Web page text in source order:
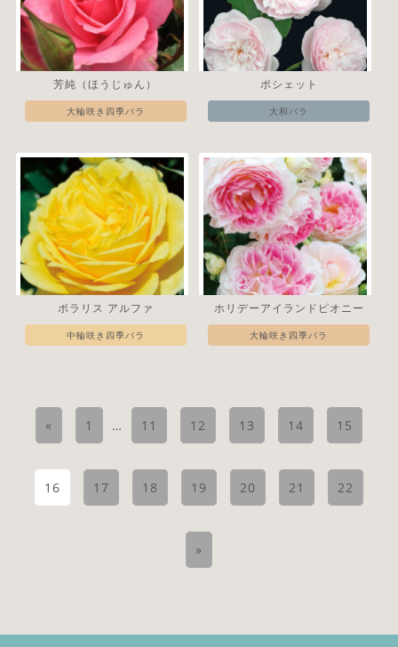
芳純（ほうじゅん）
大輪咲き四季バラ
ポシェット
大和バラ
ポラリス アルファ
中輪咲き四季バラ
ホリデーアイランドピオニー
大輪咲き四季バラ
« 1 … 11 12 13 14 15
16 17 18 19 20 21 22
»